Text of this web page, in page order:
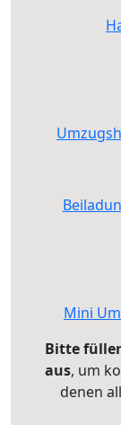
Mini
Bitte
aus, um
denen